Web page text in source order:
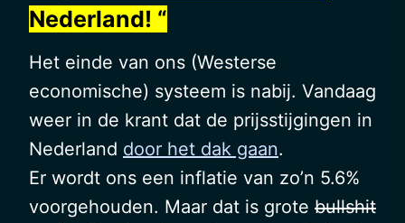
Nederland! “
Het einde van ons (Westerse
economische) systeem is nabij. Vandaag
weer in de krant dat de prijsstijgingen in
Nederland door het dak gaan.
Er wordt ons een inflatie van zo’n 5.6%
voorgehouden. Maar dat is grote bullshit